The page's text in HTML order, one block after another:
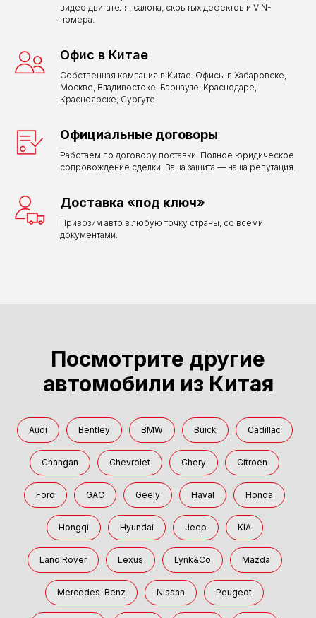
видео двигателя, салона, скрытых дефектов и VIN-
номера.
Офис в Китае
Собственная компания в Китае. Офисы в Хабаровске,
Москве, Владивостоке, Барнауле, Краснодаре,
Красноярске, Сургуте
Официальные договоры
Работаем по договору поставки. Полное юридическое
сопровождение сделки. Ваша защита — наша репутация.
Доставка «под ключ»
Привозим авто в любую точку страны, со всеми
документами.
Посмотрите другие
автомобили из Китая
Audi Bentley BMW Buick Cadillac
Changan Chevrolet Chery Citroen
Ford GAC Geely Haval Honda
Hongqi Hyundai Jeep KIA
Land Rover Lexus Lynk&Co Mazda
Mercedes-Benz Nissan Peugeot